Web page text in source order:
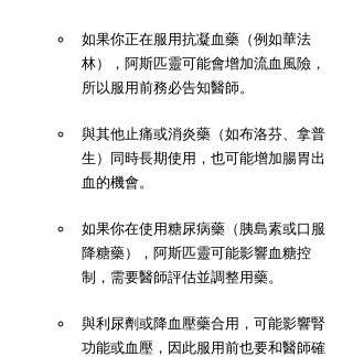
如果你正在服用抗凝血藥（例如華法
林），阿斯匹靈可能會增加流血風險，
所以服用前務必告知醫師。
與其他止痛或消炎藥（如布洛芬、拿普
生）同時長期使用，也可能增加腸胃出
血的機會。
如果你在使用糖尿病藥（胰島素或口服
降糖藥），阿斯匹靈可能影響血糖控
制，需要醫師評估並調整用藥。
與利尿劑或降血壓藥合用，可能影響腎
功能或血壓，因此服用前也要和醫師確